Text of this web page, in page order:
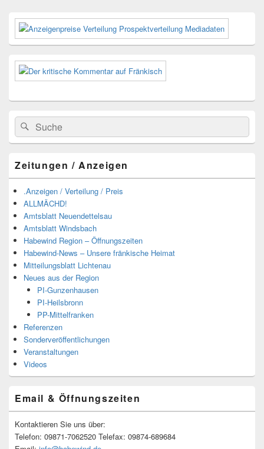
Primärer
Seitenleisten-
Widgetbereich
Suchen
nach:
Suchen
Zeitungen / Anzeigen
.Anzeigen / Verteilung / Preis
ALLMÄCHD!
Amtsblatt Neuendettelsau
Amtsblatt Windsbach
Habewind Region – Öffnungszeiten
Habewind-News – Unsere fränkische Heimat
Mitteilungsblatt Lichtenau
Neues aus der Region
PI-Gunzenhausen
PI-Heilsbronn
PP-Mittelfranken
Referenzen
Sonderveröffentlichungen
Veranstaltungen
Videos
Email & Öffnungszeiten
Kontaktieren Sie uns über:
Telefon: 09871-7062520 Telefax: 09874-689684